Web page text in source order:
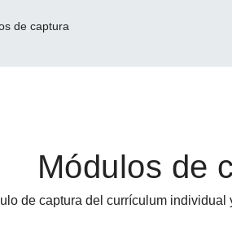
de captura
Módulos de
de captura del currículum